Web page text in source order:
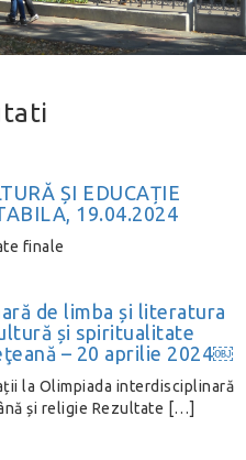
ȘI EDUCAȚIE
19.04.2024
finale
de limba și literatura
și spiritualitate
– 20 aprilie 2024￼
la Olimpiada interdisciplinară
și religie Rezultate […]